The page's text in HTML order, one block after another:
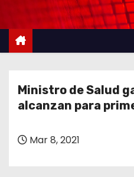
n
Ministro de Salud
alcanzan para
Mar 8, 2021